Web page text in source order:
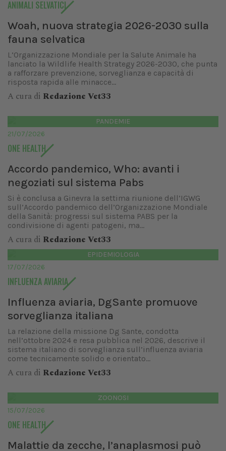
ANIMALI SELVATICI
Woah, nuova strategia 2026-2030 sulla
fauna selvatica
L’Organizzazione Mondiale per la Salute Animale ha
lanciato la Wildlife Health Strategy 2026-2030, che punta
a rafforzare prevenzione, sorveglianza e capacità di
risposta rapida alle minacce...
A cura di Redazione Vet33
PANDEMIE
21/07/2026
ONE HEALTH
Accordo pandemico, Who: avanti i
negoziati sul sistema Pabs
Si è conclusa a Ginevra la settima riunione dell’IGWG
sull’Accordo pandemico dell’Organizzazione Mondiale
della Sanità: progressi sul sistema PABS per la
condivisione di agenti patogeni, ma...
A cura di Redazione Vet33
EPIDEMIOLOGIA
17/07/2026
INFLUENZA AVIARIA
Influenza aviaria, DgSante promuove
sorveglianza italiana
La relazione della missione Dg Sante, condotta
nell’ottobre 2024 e resa pubblica nel 2026, descrive il
sistema italiano di sorveglianza sull’influenza aviaria
come tecnicamente solido e orientato...
A cura di Redazione Vet33
ZOONOSI
15/07/2026
ONE HEALTH
Malattie da zecche, l’anaplasmosi può